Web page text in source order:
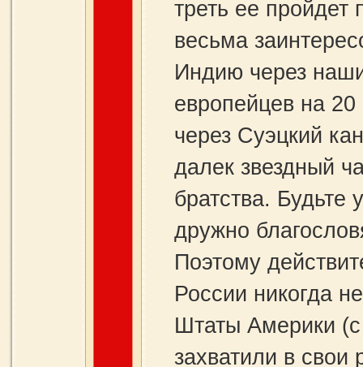
треть ее пройдет
весьма
Индию через
европейцев на 20
через Суэцкий
далек звездный
братства.
дружно
Поэтому
России никогда
Штаты Америки
захватили в свои